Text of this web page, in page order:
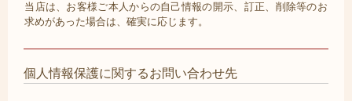
当店は、お客様ご本人からの自己情報の開示、訂正、削除等のお
求めがあった場合は、確実に応じます。
個人情報保護に関するお問い合わせ先